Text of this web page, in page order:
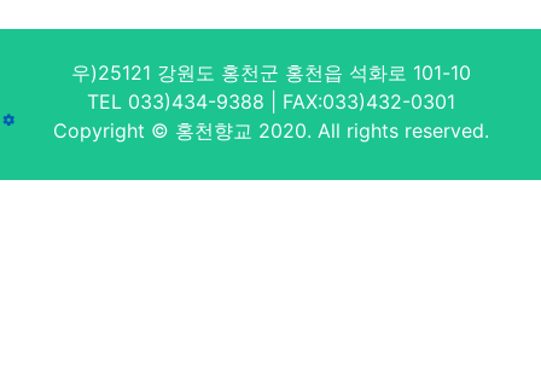
우)25121 강원도 홍천군 홍천읍 석화로 101-10
TEL 033)434-9388 | FAX:033)432-0301
Copyright © 홍천향교 2020. All rights reserved.